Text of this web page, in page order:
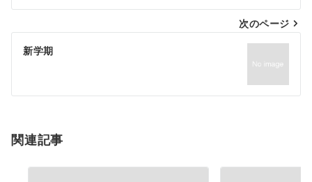
ナ
ビ
ゲ
シ
ン
次のページ
新学期
関連記事